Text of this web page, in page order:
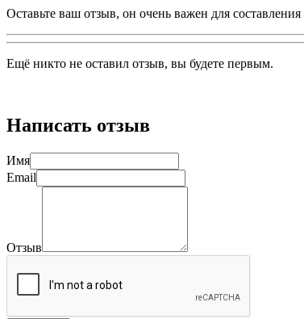
Оставьте ваш отзыв, он очень важен для
Ещё никто не оставил отзыв, вы будете первым.
Написать отзыв
Имя
Email
Отзыв